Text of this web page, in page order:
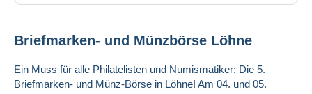
Briefmarken- und Münzbörse Löhne
Ein Muss für alle Philatelisten und Numismatiker: Die 5.
Briefmarken- und Münz-Börse in Löhne! Am 04. und 05.